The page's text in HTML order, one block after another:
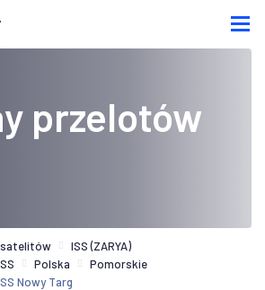
przelotów
ISS (ZARYA)
Polska
Pomorskie
Nowy Targ